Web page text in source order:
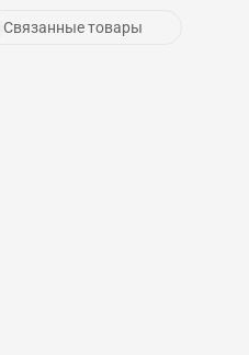
Связанные товары